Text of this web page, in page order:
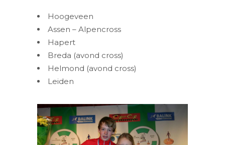
Hoogeveen
Assen – Alpencross
Hapert
Breda (avond cross)
Helmond (avond cross)
Leiden